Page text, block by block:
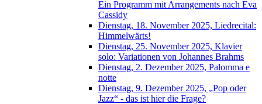
Ein Programm mit Arrangements nach Eva
Cassidy
Dienstag, 18. November 2025, Liedrecital:
Himmelwärts!
Dienstag, 25. November 2025, Klavier
solo: Variationen von Johannes Brahms
Dienstag, 2. Dezember 2025, Palomma e
notte
Dienstag, 9. Dezember 2025, „Pop oder
Jazz“ - das ist hier die Frage?